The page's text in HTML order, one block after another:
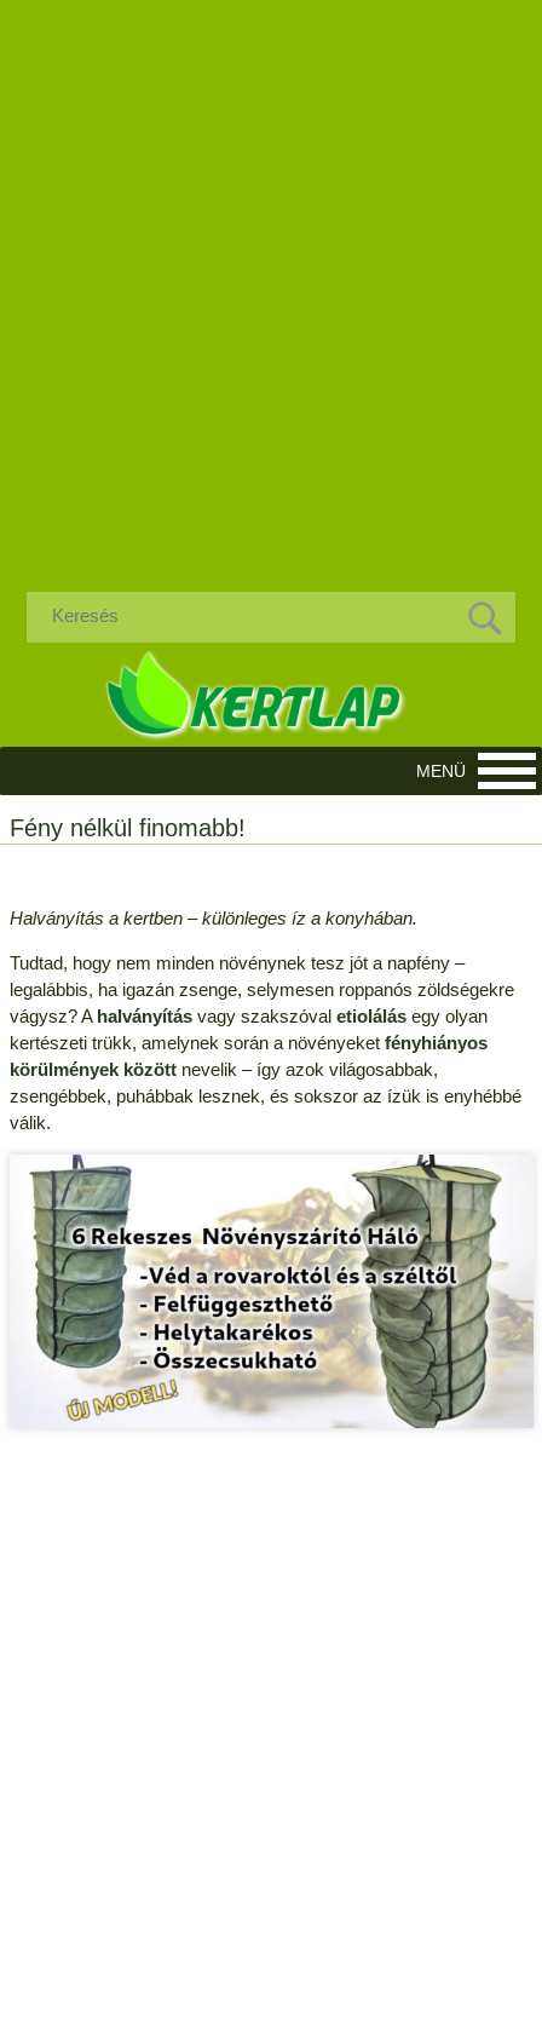
Fény nélkül finomabb!
Halványítás a kertben – különleges íz a konyhában.
Tudtad, hogy nem minden növénynek tesz jót a napfény –
legalábbis, ha igazán zsenge, selymesen roppanós zöldségekre
vágysz? A halványításvagy szakszóval etiolálásegy olyan
kertészeti trükk, amelynek során a növényeket fényhiányos
körülmények közöttnevelik – így azok világosabbak,
zsengébbek, puhábbak lesznek, és sokszor az ízük is enyhébbé
válik.